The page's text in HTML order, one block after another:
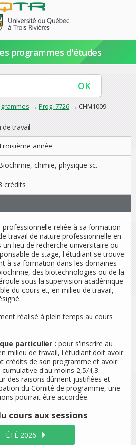
programmes d'études
→ Prog. 7726 → CHM1009
de travail
année
chimie, physique sc.
crédits
professionnelle reliée à sa formation
travail de nature professionnelle en
lieu de recherche universitaire ou
de stage, l'étudiant se trouve
à sa formation dans les domaines
des biotechnologies ou de la
sous la supervision académique
du cours et, en milieu de travail,
réalisé à plein temps au cours
particulier : pour s'inscrire au
milieu de travail, l'étudiant doit avoir
crédits de son programme et avoir
d'au moins 2,5/4,3.
des raisons dûment justifiées et
du Comité de programme, une
pourrait être accordée.
cours aux sessions
ÉTÉ 2026